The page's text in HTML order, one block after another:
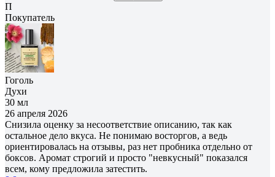
П
Покупатель
Гоголь
Духи
30 мл
26 апреля 2026
Снизила оценку за несоответствие описанию, так как
остальное дело вкуса. Не понимаю восторгов, а ведь
ориентировалась на отзывы, раз нет пробника отдельно от
боксов. Аромат строгий и просто "невкусный" показался
всем, кому предложила затестить.